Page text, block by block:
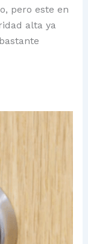
pero este en
alta ya